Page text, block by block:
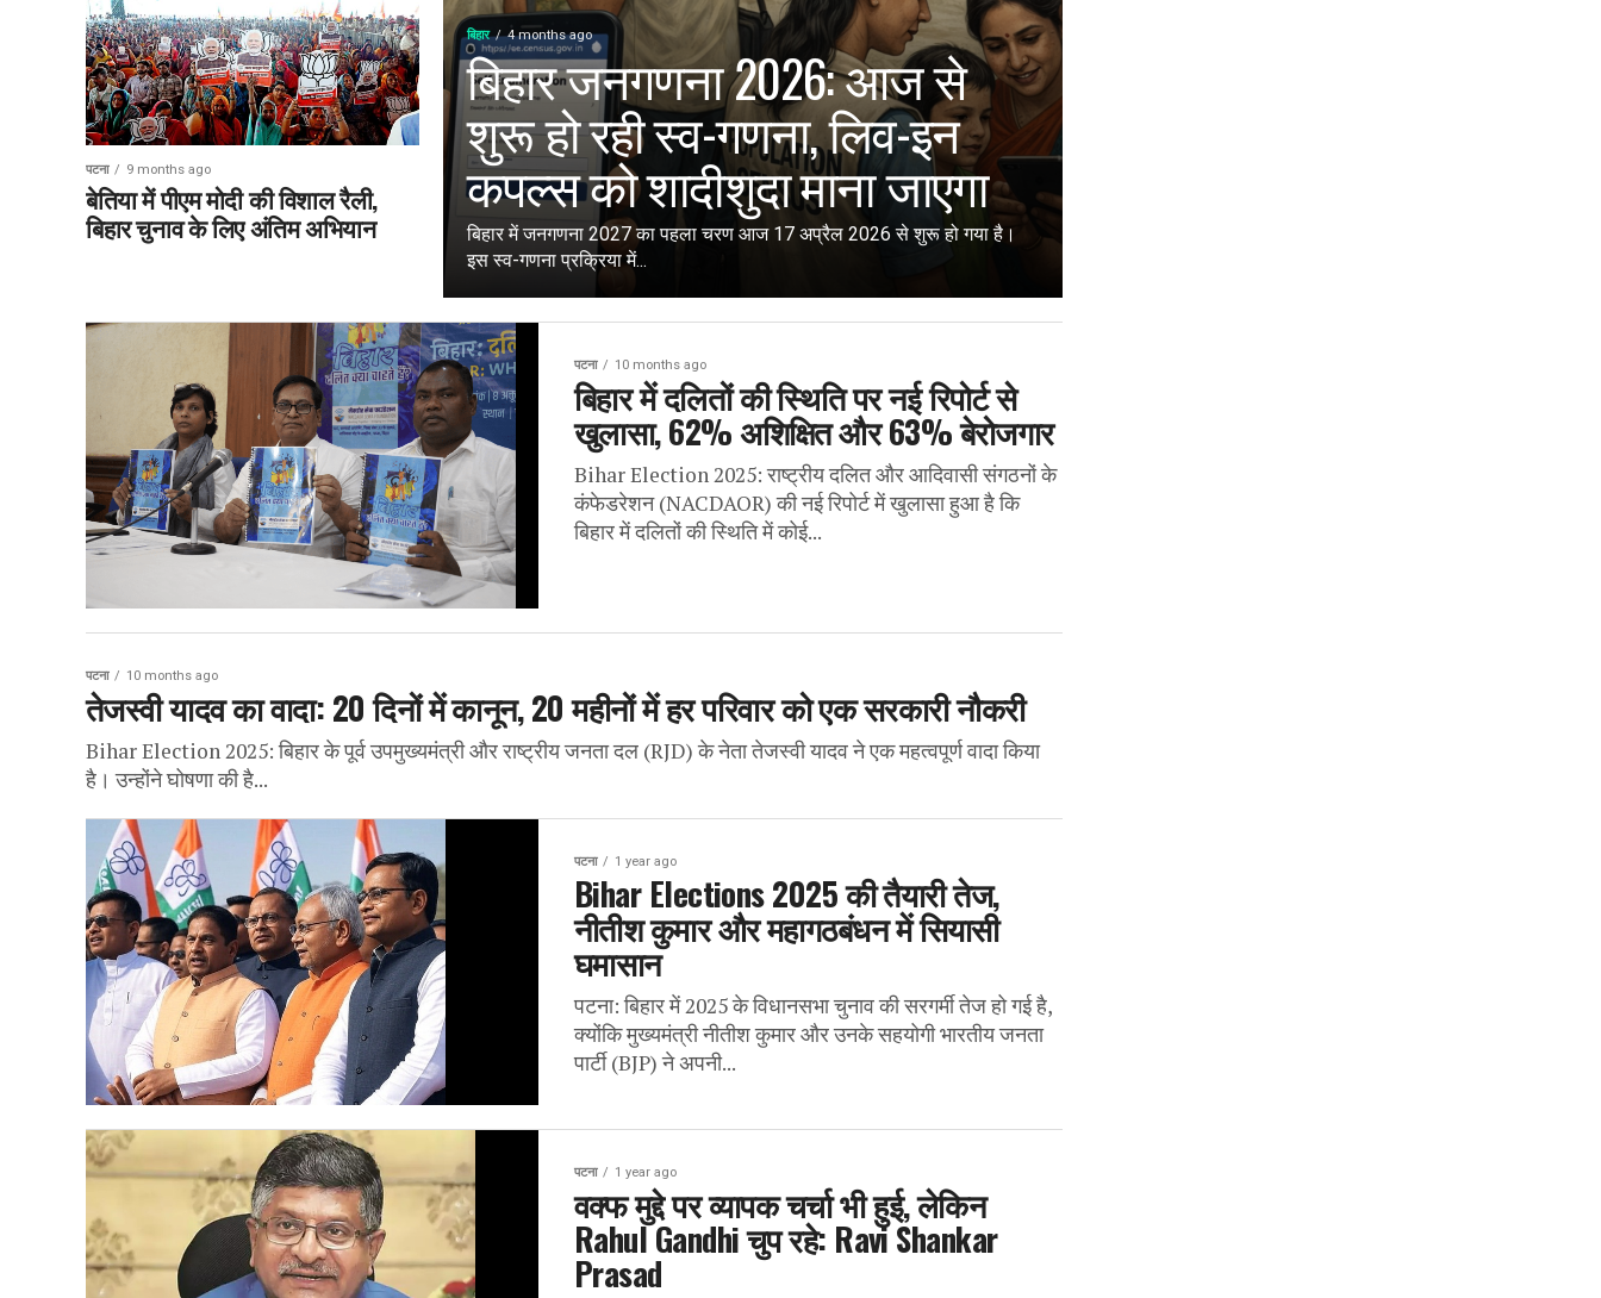
बिहार 4 months ago
बिहार जनगणना 2026: आज से
शुरू हो रही स्व-गणना, लिव-इन
कपल्स को शादीशुदा माना जाएगा
बिहार में जनगणना 2027 का पहला चरण आज 17 अप्रैल 2026 से शुरू हो गया है।
इस स्व-गणना प्रक्रिया में...
पटना 9 months ago
बेतिया में पीएम मोदी की विशाल रैली,
बिहार चुनाव के लिए अंतिम अभियान
पटना 10 months ago
बिहार में दलितों की स्थिति पर नई रिपोर्ट से
खुलासा, 62% अशिक्षित और 63% बेरोजगार
Bihar Election 2025: राष्ट्रीय दलित और आदिवासी संगठनों के
कंफेडरेशन (NACDAOR) की नई रिपोर्ट में खुलासा हुआ है कि
बिहार में दलितों की स्थिति में कोई...
पटना 10 months ago
तेजस्वी यादव का वादा: 20 दिनों में कानून, 20 महीनों में हर परिवार को एक सरकारी नौकरी
Bihar Election 2025: बिहार के पूर्व उपमुख्यमंत्री और राष्ट्रीय जनता दल (RJD) के नेता तेजस्वी यादव ने एक महत्वपूर्ण वादा किया
है। उन्होंने घोषणा की है...
पटना 1 year ago
Bihar Elections 2025 की तैयारी तेज,
नीतीश कुमार और महागठबंधन में सियासी
घमासान
पटना: बिहार में 2025 के विधानसभा चुनाव की सरगर्मी तेज हो गई है,
क्योंकि मुख्यमंत्री नीतीश कुमार और उनके सहयोगी भारतीय जनता
पार्टी (BJP) ने अपनी...
पटना 1 year ago
वक्फ मुद्दे पर व्यापक चर्चा भी हुई, लेकिन
Rahul Gandhi चुप रहे: Ravi Shankar
Prasad